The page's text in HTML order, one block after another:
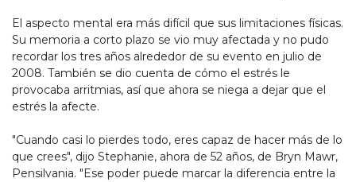
El aspecto mental era más difícil que sus limitaciones físicas.
Su memoria a corto plazo se vio muy afectada y no pudo
recordar los tres años alrededor de su evento en julio de
2008. También se dio cuenta de cómo el estrés le
provocaba arritmias, así que ahora se niega a dejar que el
estrés la afecte.
"Cuando casi lo pierdes todo, eres capaz de hacer más de lo
que crees", dijo Stephanie, ahora de 52 años, de Bryn Mawr,
Pensilvania. "Ese poder puede marcar la diferencia entre la